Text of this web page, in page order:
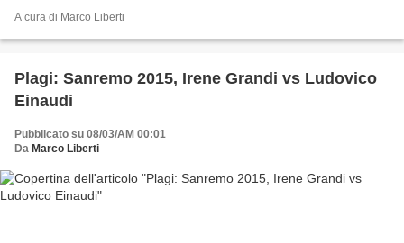
A cura di Marco Liberti
Plagi: Sanremo 2015, Irene Grandi vs Ludovico
Einaudi
Pubblicato su 08/03/AM 00:01
Da Marco Liberti